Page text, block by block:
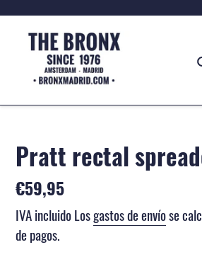
Ir
directamente
contenido
Pratt rectal
Precio
habitual
€59,95
IVA incluido Losgastos de envíose
de pagos.